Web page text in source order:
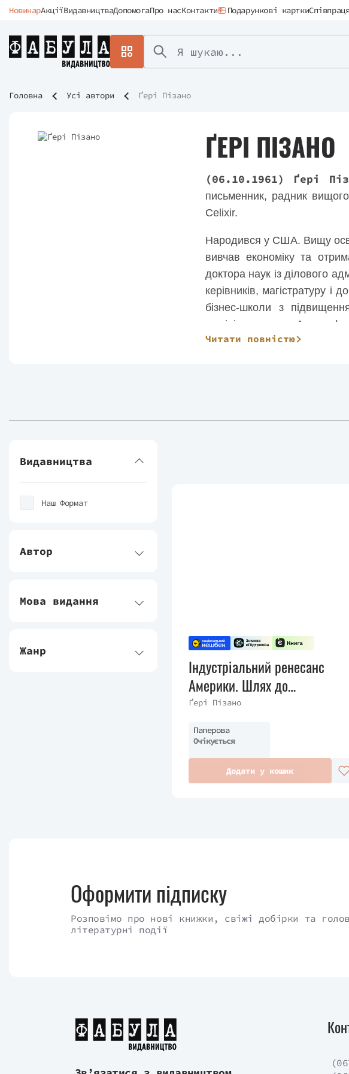
НовинарАкціїВидавництваДопомогаПро насКонтакти Подарункові картки
Головна Усі автори Ґері Пізано
ҐЕРІ ПІЗАНО
(06.10.1961) Ґері
письменник, радник
Celixir.
Народився у США. Вищу
вивчав економіку та
доктора наук із ділового
керівників, магістратуру
бізнес-школи з
адміністрування. Автор
програми «Стимулювання
написав сім книг із
Співавтор видання
Читати повністю
Видавництва
Наш Формат
Автор
Мова видання
Жанр
Індустріальний ренесанс
Америки. Шлях до
національного процвітання
Ґері Пізано
Паперова
Очікується
Додати у кошик
Оформити підписку
Розповімо про нові книжки, свіжі добірки та
літературні події